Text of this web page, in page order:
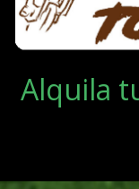
Alquila